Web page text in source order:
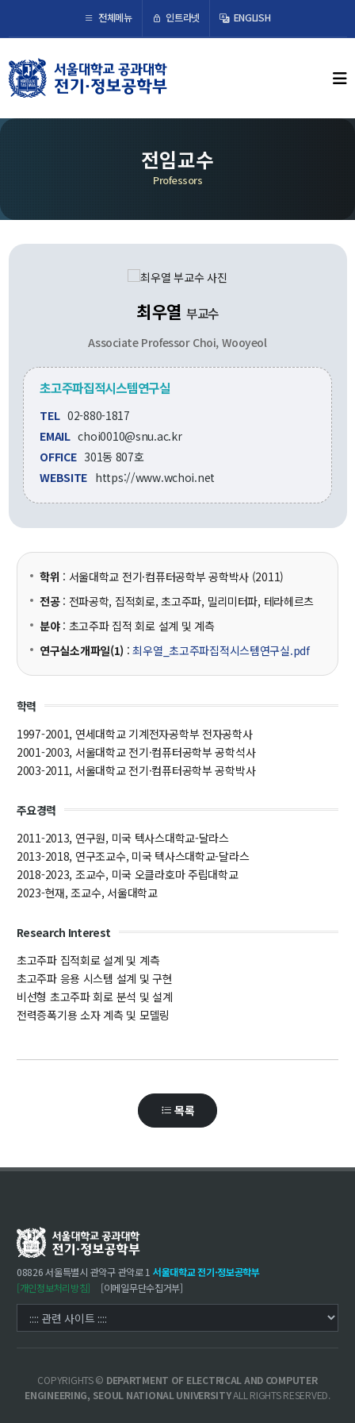
전체메뉴 인트라넷 ENGLISH ×
학부뉴스
뉴스
학부장 인사말
연혁
교수/연구
전임교수
역대학부장
연구실/연구소
연구소
e-TEC Talks
전기정보세미나
교육
학부
대학원
교과과정
교과목이수규정
연합전공 인공지능 반도체공학
협동과정 인공지능
해동학술정보
소개
공지사항
보유도서
입시
행사
30주년
30주년 기념 동영상
회고록
학부장 감사 인사
전임교수
Professors
최우열부교수
Associate Professor Choi, Wooyeol
초고주파집적시스템연구실
TEL 02-880-1817
EMAIL choi0010@snu.ac.kr
OFFICE 301동 807호
WEBSITE https://www.wchoi.net
학위 : 서울대학교 전기·컴퓨터공학부 공학박사 (2011)
전공: 전파공학, 집적회로, 초고주파, 밀리미터파, 테라헤르츠
분야: 초고주파 집적 회로 설계 및 계측
연구실소개파일(1) :최우열_초고주파집적시스템연구실.pdf
학력
1997-2001, 연세대학교 기계전자공학부 전자공학사
2001-2003, 서울대학교 전기·컴퓨터공학부 공학석사
2003-2011, 서울대학교 전기·컴퓨터공학부 공학박사
주요경력
2011-2013, 연구원, 미국 텍사스대학교-달라스
2013-2018, 연구조교수, 미국 텍사스대학교-달라스
2018-2023, 조교수, 미국 오클라호마 주립대학교
2023-현재, 조교수, 서울대학교
Research Interest
초고주파 집적회로 설계 및 계측
초고주파 응용 시스템 설계 및 구현
비선형 초고주파 회로 분석 및 설계
전력증폭기용 소자 계측 및 모델링
목록
08826 서울특별시 관악구 관악로 1 서울대학교 전기·정보공학부
[개인정보처리방침]
[이메일무단수집거부]
COPYRIGHTS © DEPARTMENT OF ELECTRICAL AND COMPUTER
ENGINEERING, SEOUL NATIONAL UNIVERSITYALL RIGHTS RESERVED.